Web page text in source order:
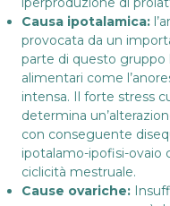
Causa ipotalamica:
provocata da un
parte di questo gruppo
alimentari come
intensa. Il forte stress
determina
con conseguente
ipotalamo-ipofisi-ovaio
ciclicità mestruale.
Cause ovariche: